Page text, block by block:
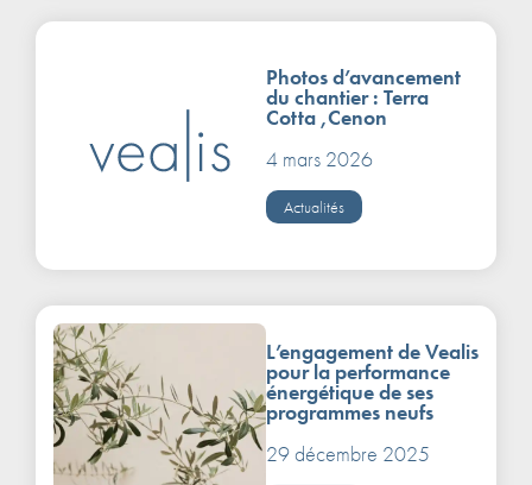
Photos d’avancement
du chantier : Terra
Cotta ,Cenon
4 mars 2026
Actualités
L’engagement de Vealis
pour la performance
énergétique de ses
programmes neufs
29 décembre 2025